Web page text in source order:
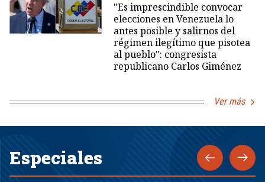
"Es imprescindible convocar
elecciones en Venezuela lo
antes posible y salirnos del
régimen ilegítimo que pisotea
al pueblo": congresista
republicano Carlos Giménez
Ver más
Especiales